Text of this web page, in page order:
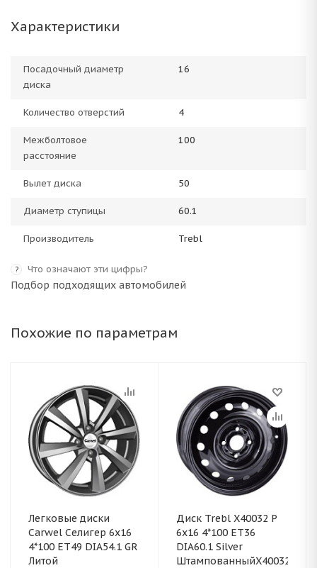
Характеристики
Посадочный диаметр
диска
16
Количество отверстий 4
Межболтовое
расстояние
100
Вылет диска 50
Диаметр ступицы 60.1
Производитель Trebl
? Что означают эти цифры?
Подбор подходящих автомобилей
Похожие по параметрам
Легковые диски
Carwel Селигер 6x16
4*100 ET49 DIA54.1 GR
Литой
Диск Trebl X40032 P
6x16 4*100 ET36
DIA60.1 Silver
ШтампованныйX40032